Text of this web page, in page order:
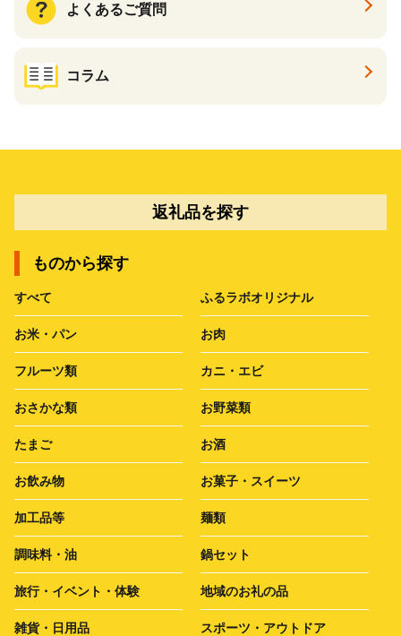
よくあるご質問
コラム
返礼品を探す
ものから探す
すべて ふるラボオリジナル
お米・パン お肉
フルーツ類 カニ・エビ
おさかな類 お野菜類
たまご お酒
お飲み物 お菓子・スイーツ
加工品等 麺類
調味料・油 鍋セット
旅行・イベント・体験 地域のお礼の品
雑貨・日用品 スポーツ・アウトドア